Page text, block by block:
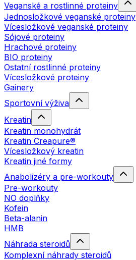
Veganské a rostlinné proteiny
Jednosložkové veganské proteiny
Vícesložkové veganské proteiny
Sójové proteiny
Hrachové proteiny
BIO proteiny
Ostatní rostlinné proteiny
Vícesložkové proteiny
Gainery
Sportovní výživa
Kreatin
Kreatin monohydrát
Kreatin Creapure®
Vícesložkový kreatin
Kreatin jiné formy
Anabolizéry a pre-workouty
Pre-workouty
NO doplňky
Kofein
Beta-alanin
HMB
Náhrada steroidů
Komplexní náhrady steroidů